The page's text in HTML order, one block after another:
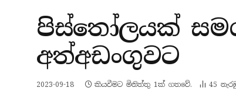
පිස්තෝලයක්
අත්අඩංගුවට
2023-09-18 කියවීමට මිනිත්තු 1ක් ගතවේ. 45